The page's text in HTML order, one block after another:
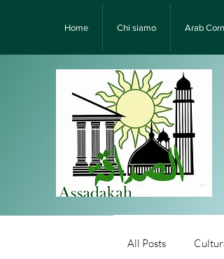
Home Chi siamo Arab
All Posts